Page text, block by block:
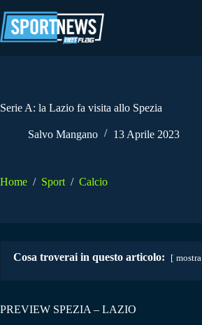
al
contenuto
Serie A: la Lazio fa visita allo Spezia
Salvo Mangano 13 Aprile 2023
Home / Sport / Calcio
Cosa troverai in questo articolo: mostra
PREVIEW SPEZIA – LAZIO